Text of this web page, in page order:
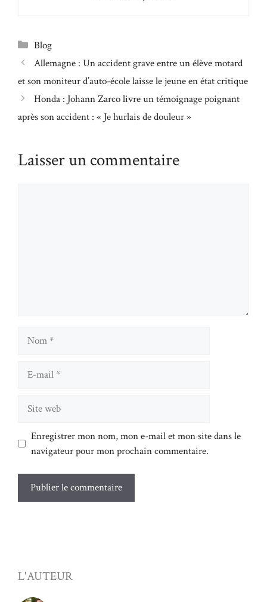
Catégories
Blog
Allemagne : Un accident grave entre un élève motard
et son moniteur d’auto-école laisse le jeune en état critique
Honda : Johann Zarco livre un témoignage poignant
après son accident : « Je hurlais de douleur »
Laisser un commentaire
mail
web
Enregistrer mon nom, mon e-mail et mon site dans le
navigateur pour mon prochain commentaire.
L'AUTEUR